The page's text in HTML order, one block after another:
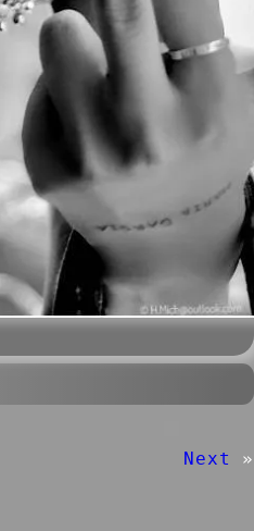
Next
»